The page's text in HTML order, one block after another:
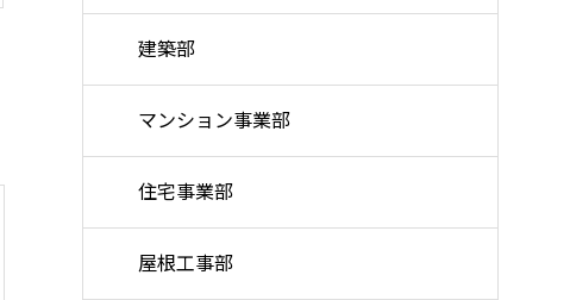
建築部
マンション事業部
住宅事業部
屋根工事部